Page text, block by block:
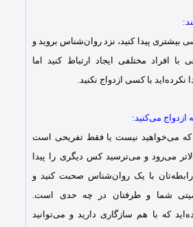
بیشتری پیدا کنید، نزد روان‌شناس بروید و
با افراد مختلفی ایجاد ارتباط کنید اما
نکرده‌اید با کسی ازدواج نکنید.
ازدواج می‌کنید:
که می‌خواهید نیست یا فقط تفریحی است
می‌رود و می‌ترسید کس دیگری را پیدا
رابطه‌تان با یک روان‌شناس صحبت کنید و
شما و طرفتان در چه حدی است.
که با هم سازگاری دارید و می‌توانید